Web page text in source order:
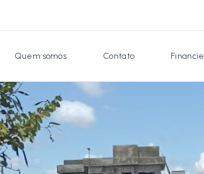
Quem somos Contato Financie